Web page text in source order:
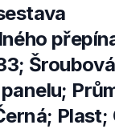
Plast;